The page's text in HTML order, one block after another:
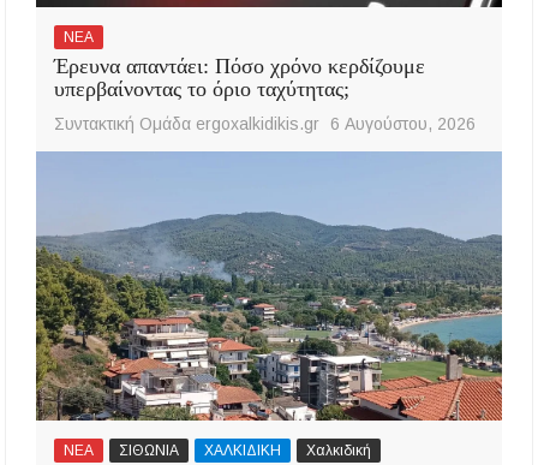
ΝΕΑ
Έρευνα απαντάει: Πόσο χρόνο κερδίζουμε
υπερβαίνοντας το όριο ταχύτητας;
Συντακτική Ομάδα ergoxalkidikis.gr 6 Αυγούστου, 2026
ΝΕΑ ΣΙΘΩΝΙΑ ΧΑΛΚΙΔΙΚΗ Χαλκιδική